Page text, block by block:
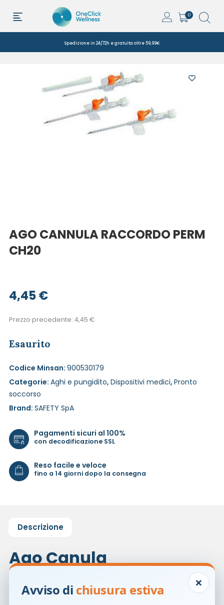
0
Spedizione in 24/72h e gratuita oltre 59,99€
AGO CANNULA RACCORDO PERM
CH20
4,45€
Prezzo precedente: 4,45 €
Esaurito
Codice Minsan: 900530179
Categorie: Aghi e pungidito, Dispositivi medici, Pronto
soccorso
Brand: SAFETY SpA
Pagamenti sicuri al 100%
con decodificazione SSL
Reso facile e veloce
fino a 14 giorni dopo la consegna
Descrizione
Ago Canula
×
Avviso di chiusura estiva